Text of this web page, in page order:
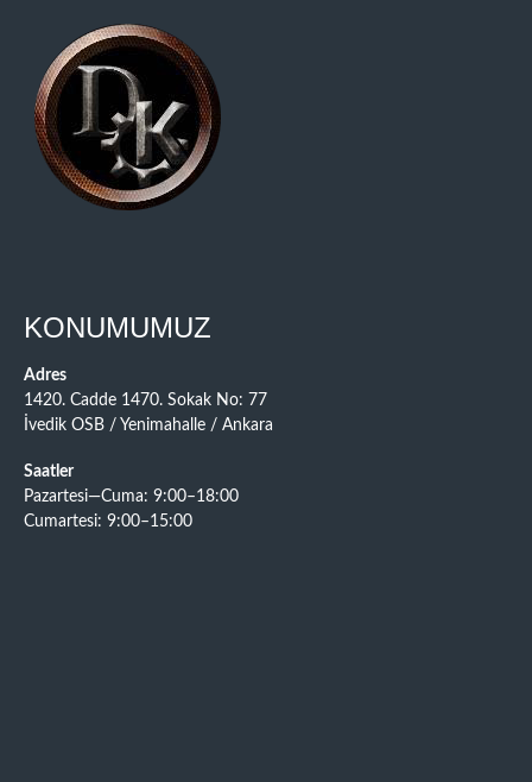
KONUMUMUZ
Adres
1420. Cadde 1470. Sokak No: 77
İvedik OSB / Yenimahalle / Ankara
Saatler
Pazartesi—Cuma: 9:00–18:00
Cumartesi: 9:00–15:00